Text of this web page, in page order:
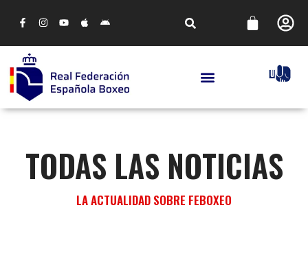
TODAS LAS NOTICIAS
LA ACTUALIDAD SOBRE FEBOXEO